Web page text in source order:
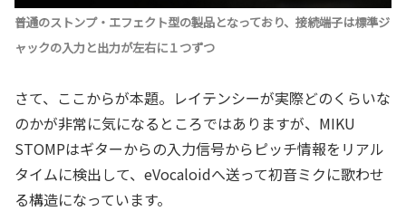
普通のストンプ・エフェクト型の製品となっており、接続端子は標準ジ
ャックの入力と出力が左右に１つずつ
さて、ここからが本題。レイテンシーが実際どのくらいな
のかが非常に気になるところではありますが、MIKU
STOMPはギターからの入力信号からピッチ情報をリアル
タイムに検出して、eVocaloidへ送って初音ミクに歌わせ
る構造になっています。